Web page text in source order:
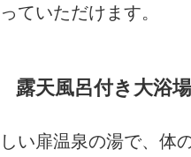
ていただけます。
露天風呂付き大浴場
い扉温泉の湯で、体